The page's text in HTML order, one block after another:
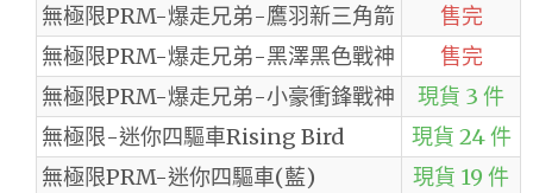
無極限PRM-爆走兄弟-鷹羽新三角箭
售完
無極限PRM-爆走兄弟-黑澤黑色戰神
售完
無極限PRM-爆走兄弟-小豪衝鋒戰神
現貨 3 件
無極限-迷你四驅車Rising Bird
現貨 24 件
無極限PRM-迷你四驅車(藍)
現貨 19 件